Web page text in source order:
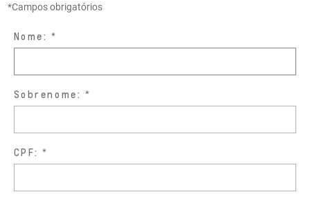
*Campos obrigatórios
Nome:
Sobrenome:
CPF: